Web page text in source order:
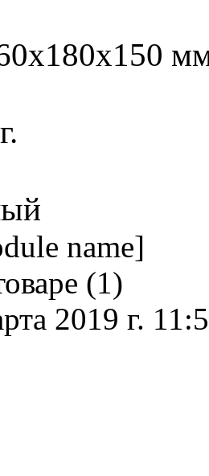
name]
(1)
2019 г.